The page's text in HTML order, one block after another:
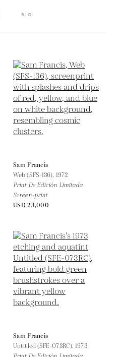
BIO
Sam Francis
Web (SFS-136), 1972
Print De Edición Limitada
Screen-print
USD 23,000
Sam Francis
Untitled (SFE-073RC),1973